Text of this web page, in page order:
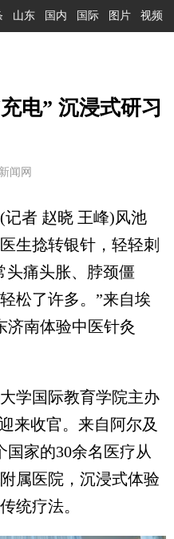
山东 国内 国际 图片 视频
电” 沉浸式研习
闻网
者 赵晓 王峰)风池
生捻转银针，轻轻刺
痛头胀、脖颈僵
松了许多。”来自埃
济南体验中医针灸
国际教育学院主办
来收官。来自阿尔及
国家的30余名医疗从
属医院，沉浸式体验
统疗法。